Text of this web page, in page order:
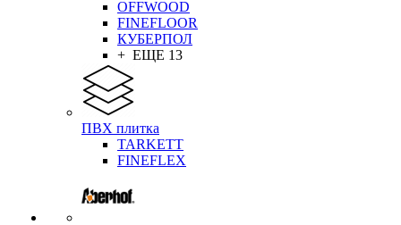
OFFWOOD
FINEFLOOR
КУБЕРПОЛ
+ ЕЩЕ 13
ПВХ плитка
TARKETT
FINEFLEX